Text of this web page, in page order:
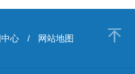
心 / 网站地图